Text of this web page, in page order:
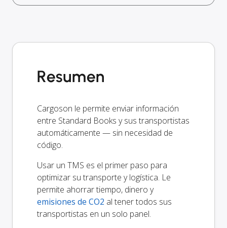
Resumen
Cargoson le permite enviar información
entre Standard Books y sus transportistas
automáticamente — sin necesidad de
código.
Usar un TMS es el primer paso para
optimizar su transporte y logística. Le
permite ahorrar tiempo, dinero y
emisiones de CO2 al tener todos sus
transportistas en un solo panel.